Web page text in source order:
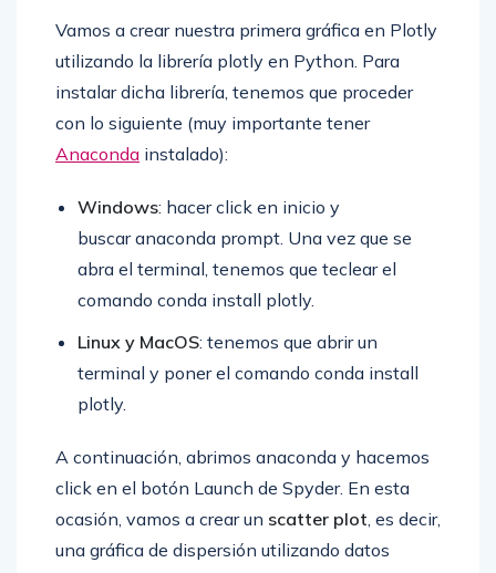
Vamos a crear nuestra primera gráfica en Plotly
utilizando la librería plotly en Python. Para
instalar dicha librería, tenemos que proceder
con lo siguiente (muy importante tener
Anaconda instalado):
Windows: hacer click en inicio y
buscar anaconda prompt. Una vez que se
abra el terminal, tenemos que teclear el
comando conda install plotly.
Linux y MacOS: tenemos que abrir un
terminal y poner el comando conda install
plotly.
A continuación, abrimos anaconda y hacemos
click en el botón Launch de Spyder. En esta
ocasión, vamos a crear un scatter plot, es decir,
una gráfica de dispersión utilizando datos